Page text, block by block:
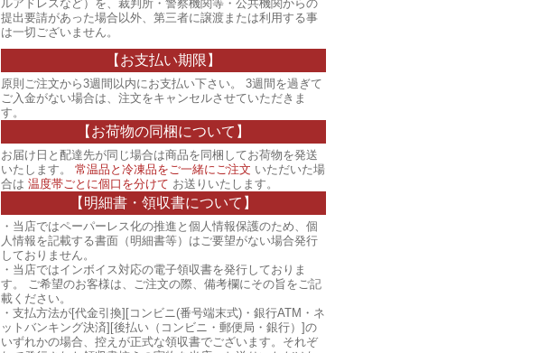
ルアドレスなど）を、裁判所・警察機関等・公共機関からの
提出要請があった場合以外、第三者に譲渡または利用する事
は一切ございません。
【お支払い期限】
原則ご注文から3週間以内にお支払い下さい。 3週間を過ぎて
ご入金がない場合は、注文をキャンセルさせていただきま
す。
【お荷物の同梱について】
お届け日と配達先が同じ場合は商品を同梱してお荷物を発送
いたします。 常温品と冷凍品をご一緒にご注文 いただいた場
合は 温度帯ごとに個口を分けて お送りいたします。
【明細書・領収書について】
・当店ではペーパーレス化の推進と個人情報保護のため、個
人情報を記載する書面（明細書等）はご要望がない場合発行
しておりません。
・当店ではインボイス対応の電子領収書を発行しておりま
す。 ご希望のお客様は、ご注文の際、備考欄にその旨をご記
載ください。
・支払方法が[代金引換][コンビニ(番号端末式)・銀行ATM・ネ
ットバンキング決済][後払い（コンビニ・郵便局・銀行）]の
いずれかの場合、控えが正式な領収書でございます。それぞ